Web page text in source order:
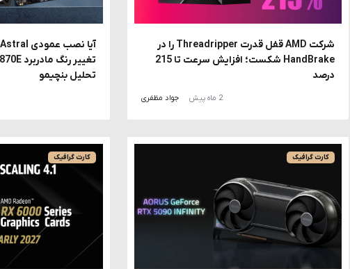
شرکت AMD قفل قدرت Threadripper را در
HandBrake شکست؛ افزایش سرعت تا 215
درصد
2 ماه پیش جواد مظفری
تحلیل بنچیمو
کارت گرافیک کارت گرافیک